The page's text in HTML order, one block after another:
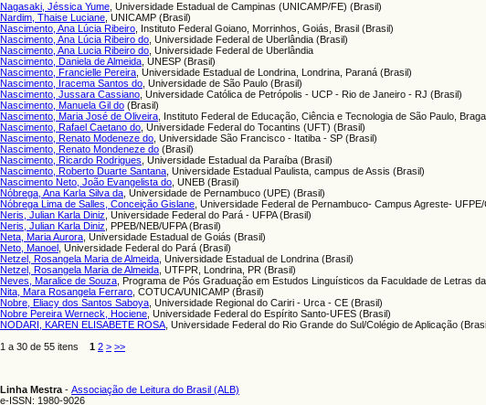
Nagasaki, Jéssica Yume , Universidade Estadual de Campinas (UNICAMP/FE) (Brasil)
Nardim, Thaise Luciane , UNICAMP (Brasil)
Nascimento, Ana Lúcia Ribeiro , Instituto Federal Goiano, Morrinhos, Goiás, Brasil (Brasil)
Nascimento, Ana Lúcia Ribeiro do , Universidade Federal de Uberlândia (Brasil)
Nascimento, Ana Lucia Ribeiro do , Universidade Federal de Uberlândia
Nascimento, Daniela de Almeida , UNESP (Brasil)
Nascimento, Francielle Pereira , Universidade Estadual de Londrina, Londrina, Paraná (Brasil)
Nascimento, Iracema Santos do , Universidade de São Paulo (Brasil)
Nascimento, Jussara Cassiano , Universidade Católica de Petrópolis - UCP - Rio de Janeiro - RJ (Brasil)
Nascimento, Manuela Gil do (Brasil)
Nascimento, Maria José de Oliveira , Instituto Federal de Educação, Ciência e Tecnologia de São Paulo,
Nascimento, Rafael Caetano do , Universidade Federal do Tocantins (UFT) (Brasil)
Nascimento, Renato Modeneze do , Universidade São Francisco - Itatiba - SP (Brasil)
Nascimento, Renato Mondeneze do (Brasil)
Nascimento, Ricardo Rodrigues , Universidade Estadual da Paraíba (Brasil)
Nascimento, Roberto Duarte Santana , Universidade Estadual Paulista, campus de Assis (Brasil)
Nascimento Neto, João Evangelista do , UNEB (Brasil)
Nóbrega, Ana Karla Silva da , Universidade de Pernambuco (UPE) (Brasil)
Nóbrega Lima de Salles, Conceição Gislane , Universidade Federal de Pernambuco- Campus Agreste-
Neris, Julian Karla Diniz , Universidade Federal do Pará - UFPA (Brasil)
Neris, Julian Karla Diniz , PPEB/NEB/UFPA (Brasil)
Neta, Maria Aurora , Universidade Estadual de Goiás (Brasil)
Neto, Manoel
, Universidade Federal do Pará (Brasil)
Netzel, Rosangela Maria de Almeida , Universidade Estadual de Londrina (Brasil)
Netzel, Rosangela Maria de Almeida , UTFPR, Londrina, PR (Brasil)
Neves, Maralice de Souza , Programa de Pós Graduação em Estudos Linguísticos da Faculdade de Letras
Nita, Mara Rosangela Ferraro , COTUCA/UNICAMP (Brasil)
Nobre, Eliacy dos Santos Saboya , Universidade Regional do Cariri - Urca - CE (Brasil)
Nobre Pereira Werneck, Hociene , Universidade Federal do Espírito Santo-UFES (Brasil)
NODARI, KAREN ELISABETE ROSA , Universidade Federal do Rio Grande do Sul/Colégio de Aplicação
1 a 30 de 55 itens 1 2 > >>
Linha Mestra- Associação de Leitura do Brasil (ALB)
e-ISSN: 1980-9026